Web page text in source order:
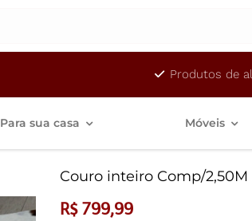
Produtos de
Para sua casa Móveis
Couro inteiro Comp/2,50M
R$799,99